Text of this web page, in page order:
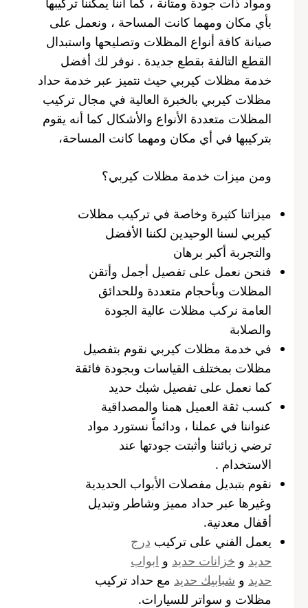
بأي مكان ومهما كانت المساحة ، ونعمل على
صيانة كافة أنواع المظلات وتصليحها واستبدال
القطع التالفة بقطع جديدة . نوفر لك أفضل
خدمة مظلات كيربي حيث نتميز عبر خدمة حداد
مظلات كيربي بالخبرة العالية في مجال تركيب
المظلات متعددة الأنواع والأشكال كما أنه يقوم
بتركيبها في أي مكان ومهما كانت المساحة،
ومن ميزات خدمة مظلات كيربي؟
ميزاتنا كثيرة وخاصة في تركيب مظلات
كيربي لسنا الوحيدين لكننا الأفضل
والتجربة أكبر برهان
فنحن نعمل على تفصيل أجمل وأتقن
المظلات وبأحجام متعددة وللحدائق
العامة نركب مظلات عالية الجودة
والصلابة
في خدمة مظلات كيربي نقوم بتفصيل
مظلات بمختلف القياسات وبجودة فائقة
كما نعمل على تفصيل شبك حديد
كسب ثقة العميل همنا والمصداقية
عنواننا في عملنا ، ودائماً نستورد مواد
ترضي زبائننا وأثبتت جودتها عند
الاستخدام .
نقوم بتبديل مفصلات الأبواب الحديدية
وغيرها عبر حداد مميز وشاطر وتبديل
أقفال معدنية.
يعمل الفني على تركيب درج
حديد و خزانات حديد و ابواب
حديد و شبابيك حديد مع حداد تركيب
مظلات و سواتر للسيارات.